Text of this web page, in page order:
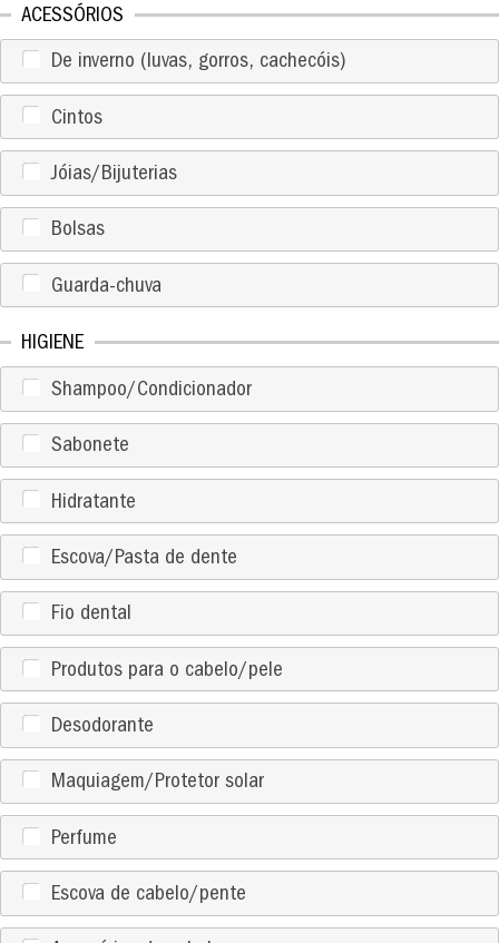
ACESSÓRIOS
De inverno (luvas, gorros, cachecóis)
Cintos
Jóias/Bijuterias
Bolsas
Guarda-chuva
HIGIENE
Shampoo/Condicionador
Sabonete
Hidratante
Escova/Pasta de dente
Fio dental
Produtos para o cabelo/pele
Desodorante
Maquiagem/Protetor solar
Perfume
Escova de cabelo/pente